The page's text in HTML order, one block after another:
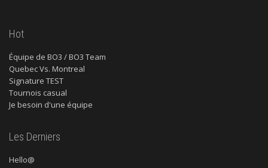
Hot
Équipe de BO3 / BO3 Team
Quebec Vs. Montreal
Signature TEST
Tournois casual
Je besoin d'une équipe
Les Derniers
Hello@